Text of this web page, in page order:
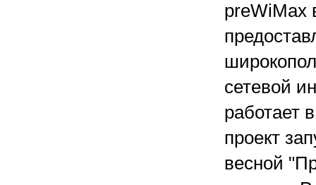
preWiMах
сетевой
работает
проект
весной